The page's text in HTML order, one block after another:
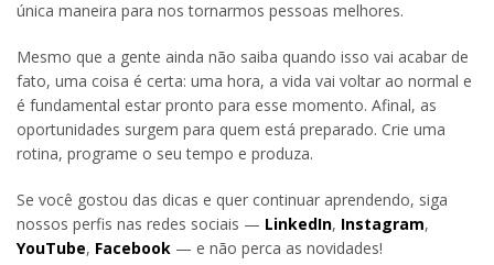
única maneira para nos tornarmos pessoas melhores.
Mesmo que a gente ainda não saiba quando isso vai acabar de
fato, uma coisa é certa: uma hora, a vida vai voltar ao normal e
é fundamental estar pronto para esse momento. Afinal, as
oportunidades surgem para quem está preparado. Crie uma
rotina, programe o seu tempo e produza.
Se você gostou das dicas e quer continuar aprendendo, siga
nossos perfis nas redes sociais — LinkedIn, Instagram,
YouTube, Facebook — e não perca as novidades!